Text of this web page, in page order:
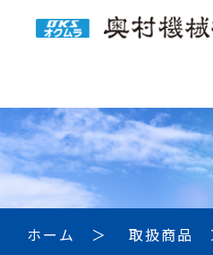
ホーム
取扱商品